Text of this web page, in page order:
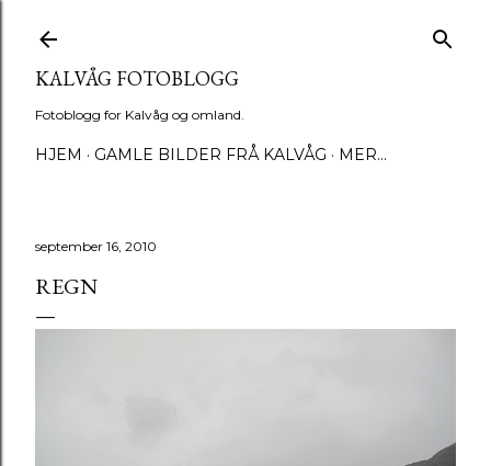
KALVÅG FOTOBLOGG
Fotoblogg for Kalvåg og omland.
HJEM GAMLE BILDER FRÅ KALVÅG MER…
september 16, 2010
REGN